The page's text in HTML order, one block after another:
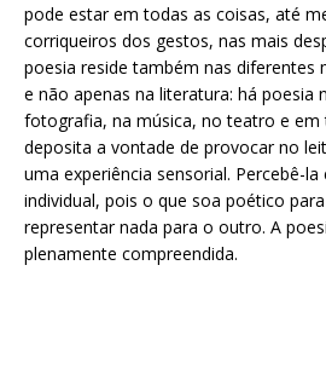
pode estar em todas as coisas, até
corriqueiros dos gestos, nas mais
poesia reside também nas diferentes
e não apenas na literatura: há poesia
fotografia, na música, no teatro e em
deposita a vontade de provocar no
uma experiência sensorial. Percebê-
individual, pois o que soa poético
representar nada para o outro. A
plenamente compreendida.